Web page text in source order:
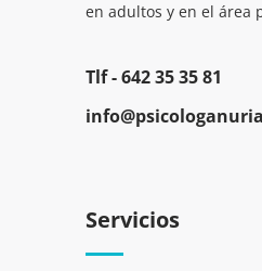
en adultos y en el área
Tlf -642 35 35 81
Servicios